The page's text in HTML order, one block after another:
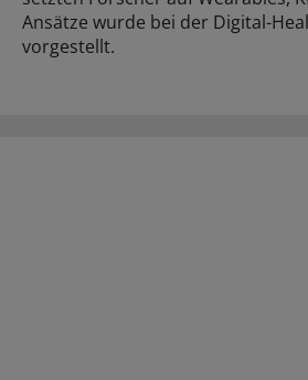
Ansätze wurde bei der Digital-
vorgestellt.